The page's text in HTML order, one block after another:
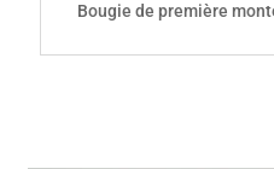
Bougie de première